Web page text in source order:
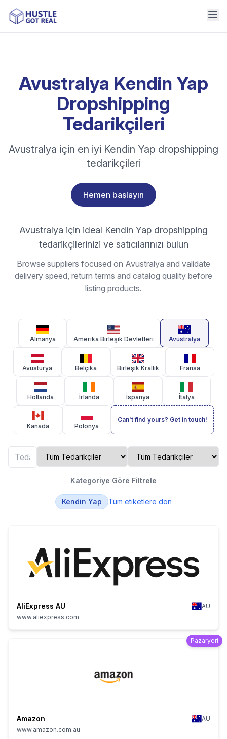
Avustralya Kendin Yap
Dropshipping
Tedarikçileri
Avustralya için en iyi Kendin Yap dropshipping
tedarikçileri
Hemen başlayın
Avustralya için ideal Kendin Yap dropshipping
tedarikçilerinizi ve satıcılarınızı bulun
Browse suppliers focused on Avustralya and validate
delivery speed, return terms and catalog quality before
listing products.
Almanya Amerika Birleşik Devletleri Avustralya
Avusturya Belçika Birleşik Krallık Fransa
Hollanda İrlanda İspanya İtalya
Kanada Polonya
Can't find yours? Get in touch!
Kategoriye Göre Filtrele
Kendin Yap Tüm etiketlere dön
AliExpress AU
AU
www.aliexpress.com
Pazaryeri
Amazon
AU
www.amazon.com.au